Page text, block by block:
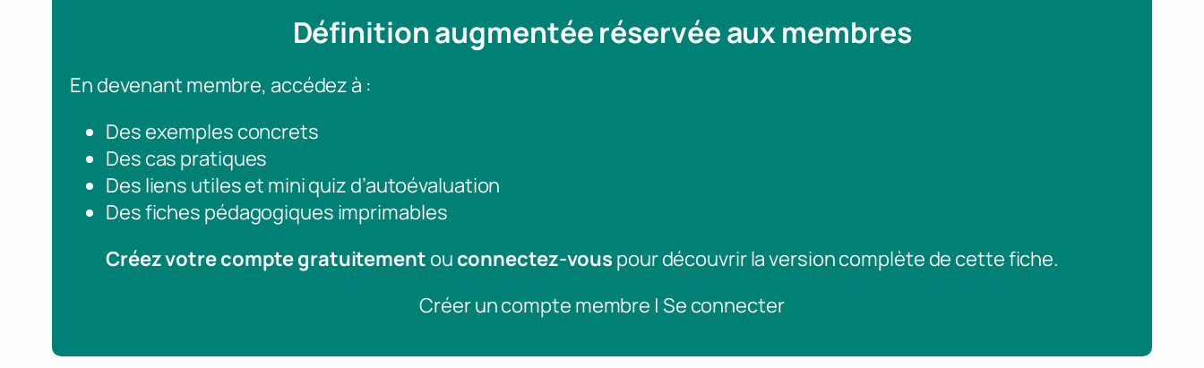
Définition augmentée réservée aux membres
En devenant membre, accédez à :
Des exemples concrets
Des cas pratiques
Des liens utiles et mini quiz d’autoévaluation
Des fiches pédagogiques imprimables
Créez votre compte gratuitement ou connectez-vous pour découvrir la version complète de cette fiche.
Créer un compte membre | Se connecter